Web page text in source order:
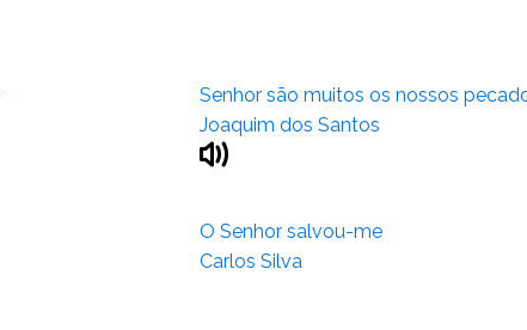
Senhor são muitos os nossos
Joaquim dos Santos
O Senhor salvou-me
Carlos Silva